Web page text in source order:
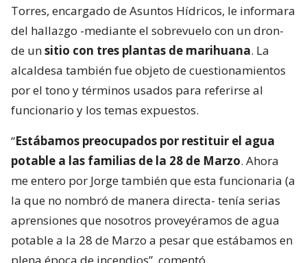
Torres, encargado de Asuntos Hídricos, le informara
del hallazgo -mediante el sobrevuelo con un dron-
de unsitio con tres plantas de marihuana. La
alcaldesa también fue objeto de cuestionamientos
por el tono y términos usados para referirse al
funcionario y los temas expuestos.
“Estábamos preocupados por restituir el agua
potable a las familias de la 28 de Marzo. Ahora
me entero por Jorge también que esta funcionaria (a
la que no nombró de manera directa- tenía serias
aprensiones que nosotros proveyéramos de agua
potable a la 28 de Marzo a pesar que estábamos en